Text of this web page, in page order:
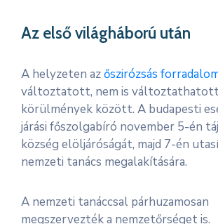
Az első világháború után
A helyzeten azőszirózsás
változtatott, nem is
körülmények között. A budapesti
járási főszolgabíró november 5-én
község elöljáróságát, majd 7-én
nemzeti tanács megalakítására.
A nemzeti tanáccsal párhuzamosan
megszervezték a nemzetőrséget is.